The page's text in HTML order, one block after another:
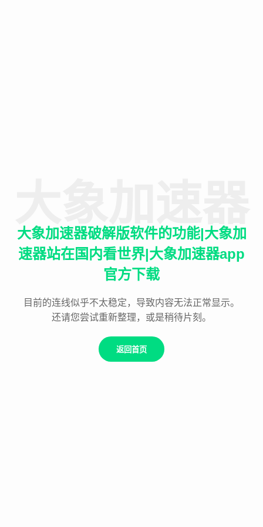
大象加速器破解版软件的功能|大象加
速器站在国内看世界|大象加速器app
官方下载
目前的连线似乎不太稳定，导致内容无法正常显示。
还请您尝试重新整理，或是稍待片刻。
返回首页